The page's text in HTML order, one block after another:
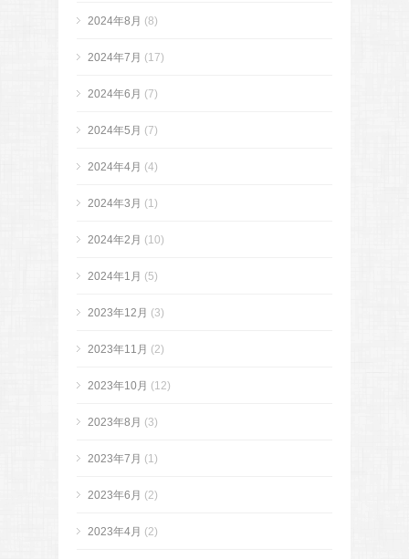
2024年8月 (8)
2024年7月 (17)
2024年6月 (7)
2024年5月 (7)
2024年4月 (4)
2024年3月 (1)
2024年2月 (10)
2024年1月 (5)
2023年12月 (3)
2023年11月 (2)
2023年10月 (12)
2023年8月 (3)
2023年7月 (1)
2023年6月 (2)
2023年4月 (2)